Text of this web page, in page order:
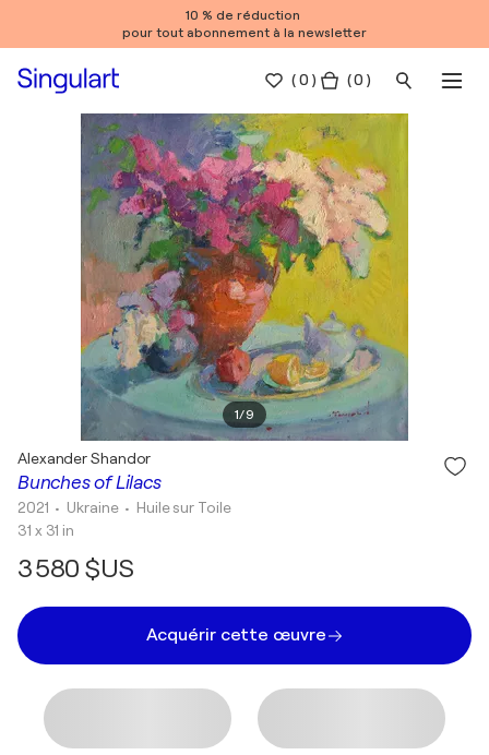
10 % de réduction
pour tout abonnement à la newsletter
(0 ) ( 0 )
1/9
Bunches of Lilacs
Alexander Shandor
2021 • Ukraine • Huile sur Toile
31 x 31 in
3 580 $US
Acquérir cette œuvre